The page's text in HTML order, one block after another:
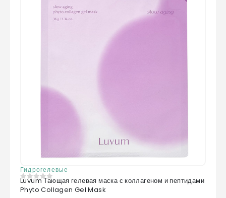
Гидрогелевые
0из 5
Luvum Тающая гелевая маска с коллагеном и пептидами
Phyto Collagen Gel Mask